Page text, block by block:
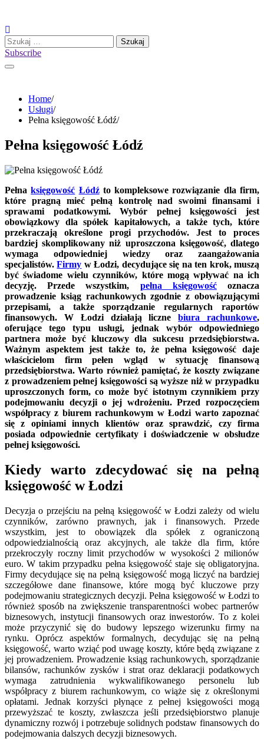
content
Szukaj:
Subscribe
Home
Usługi
Pełna księgowość Łódź
Pełna księgowość Łódź
Pełnaksięgowość Łódźto kompleksowe rozwiązanie dla firm,
które pragną mieć pełną kontrolę nad swoimi finansami i
sprawami podatkowymi. Wybór pełnej księgowości jest
obowiązkowy dla spółek kapitałowych, a także tych, które
przekraczają określone progi przychodów. Jest to proces
bardziej skomplikowany niż uproszczona księgowość, dlatego
wymaga odpowiedniej wiedzy oraz zaangażowania
specjalistów.Firmy w Łodzi, decydujące się na ten krok, muszą
być świadome wielu czynników, które mogą wpływać na ich
decyzję. Przede wszystkim, pełna księgowośćoznacza
prowadzenie ksiąg rachunkowych zgodnie z obowiązującymi
przepisami, a także sporządzanie regularnych raportów
finansowych. W Łodzi działają licznebiura rachunkowe,
oferujące tego typu usługi, jednak wybór odpowiedniego
partnera może być kluczowy dla sukcesu przedsiębiorstwa.
Ważnym aspektem jest także to, że pełna księgowość daje
właścicielom firm pełen wgląd w sytuację finansową
przedsiębiorstwa. Warto również pamiętać, że koszty związane
z prowadzeniem pełnej księgowości są wyższe niż w przypadku
uproszczonych form, co może być istotnym czynnikiem przy
podejmowaniu decyzji o jej wdrożeniu. Przed rozpoczęciem
współpracy z biurem rachunkowym w Łodzi warto zapoznać
się z opiniami innych klientów oraz sprawdzić, czy firma
posiada odpowiednie certyfikaty i doświadczenie w obsłudze
pełnej księgowości.
Kiedy warto zdecydować się na pełną
księgowość w Łodzi
Decyzja o przejściu na pełną księgowość w Łodzi zależy od wielu
czynników, zarówno prawnych, jak i finansowych. Przede
wszystkim, jest to obowiązek dla spółek z ograniczoną
odpowiedzialnością oraz akcyjnych, ale także dla firm, które
przekroczyły roczny limit przychodów w wysokości 2 milionów
euro. W takim przypadku pełna księgowość staje się obligatoryjna.
Firmy decydujące się na pełną księgowość mogą liczyć na bardziej
szczegółowe dane finansowe, które mogą być kluczowe przy
podejmowaniu strategicznych decyzji. Pełna księgowość w Łodzi to
również sposób na zwiększenie transparentności wobec partnerów
biznesowych, instytucji finansowych oraz inwestorów. To z kolei
może przyczynić się do budowy lepszego wizerunku firmy na
rynku. Oprócz aspektów formalnych, decydując się na pełną
księgowość, warto wziąć pod uwagę koszty, które będą związane z
jej prowadzeniem. Prowadzenie ksiąg rachunkowych, sporządzanie
bilansów, rachunków zysków i strat oraz deklaracji podatkowych
wymaga zatrudnienia wykwalifikowanego personelu lub
współpracy z biurem rachunkowym, co wiąże się z określonymi
opłatami. Jednak korzyści płynące z pełnej księgowości mogą
przewyższać te koszty, zwłaszcza jeśli przedsiębiorstwo planuje
dynamiczny rozwój i potrzebuje solidnych podstaw finansowych do
podejmowania dalszych decyzji biznesowych.